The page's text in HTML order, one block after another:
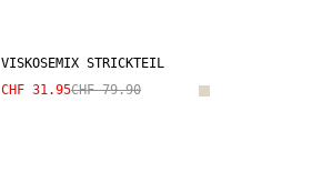
VISKOSEMIX STRICKTEIL
CHF 31.95CHF 79.90